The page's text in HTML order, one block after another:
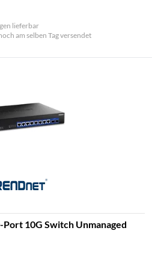
lieferbar
am selben Tag versendet
10G Switch Unmanaged